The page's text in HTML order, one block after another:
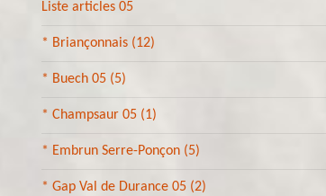
Liste articles 05
* Briançonnais (12)
* Buech 05 (5)
* Champsaur 05 (1)
* Embrun Serre-Ponçon (5)
* Gap Val de Durance 05 (2)